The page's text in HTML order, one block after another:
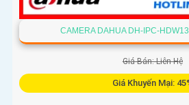
CAMERA DAHUA DH-IPC-
Giá Bán: Liên Hệ
Giá Khuyến Mại: